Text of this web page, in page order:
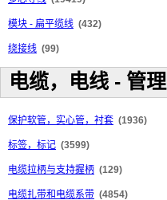
模块 - 扁平缆线 (432)
绕接线 (99)
电缆，电线 - 管理
保护软管，实心管，衬套 (1936)
标签，标记 (3599)
电缆拉柄与支持握柄 (129)
电缆扎带和电缆系带 (4854)